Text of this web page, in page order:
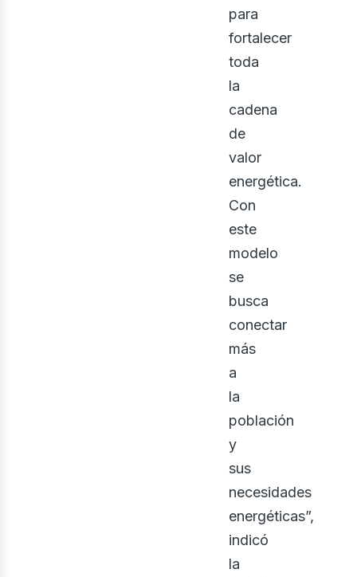
para
fortalecer
toda
la
cadena
de
valor
energética.
Con
este
modelo
se
busca
conectar
más
a
la
población
y
sus
necesidades
energéticas”,
indicó
la